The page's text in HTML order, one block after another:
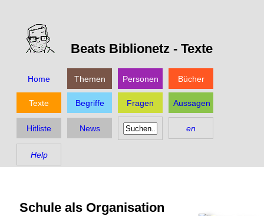
Beats Biblionetz - Texte
Home Themen Personen Bücher
Texte Begriffe Fragen Aussagen
Hitliste News en
Help
Schule als Organisation